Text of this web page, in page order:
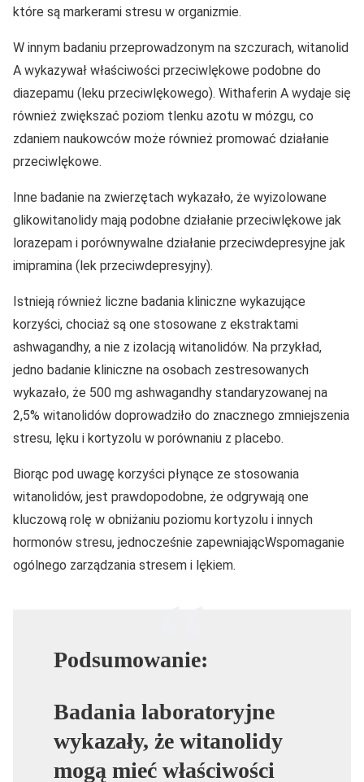
które są markerami stresu w organizmie.
W innym badaniu przeprowadzonym na szczurach, witanolid
A wykazywał właściwości przeciwlękowe podobne do
diazepamu (leku przeciwlękowego). Withaferin A wydaje się
również zwiększać poziom tlenku azotu w mózgu, co
zdaniem naukowców może również promować działanie
przeciwlękowe.
Inne badanie na zwierzętach wykazało, że wyizolowane
glikowitanolidy mają podobne działanie przeciwlękowe jak
lorazepam i porównywalne działanie przeciwdepresyjne jak
imipramina (lek przeciwdepresyjny).
Istnieją również liczne badania kliniczne wykazujące
korzyści, chociaż są one stosowane z ekstraktami
ashwagandhy, a nie z izolacją witanolidów. Na przykład,
jedno badanie kliniczne na osobach zestresowanych
wykazało, że 500 mg ashwagandhy standaryzowanej na
2,5% witanolidów doprowadziło do znacznego zmniejszenia
stresu, lęku i kortyzolu w porównaniu z placebo.
Biorąc pod uwagę korzyści płynące ze stosowania
witanolidów, jest prawdopodobne, że odgrywają one
kluczową rolę w obniżaniu poziomu kortyzolu i innych
hormonów stresu, jednocześnie zapewniającWspomaganie
ogólnego zarządzania stresem i lękiem.
Podsumowanie:
Badania laboratoryjne
wykazały, że witanolidy
mogą mieć właściwości